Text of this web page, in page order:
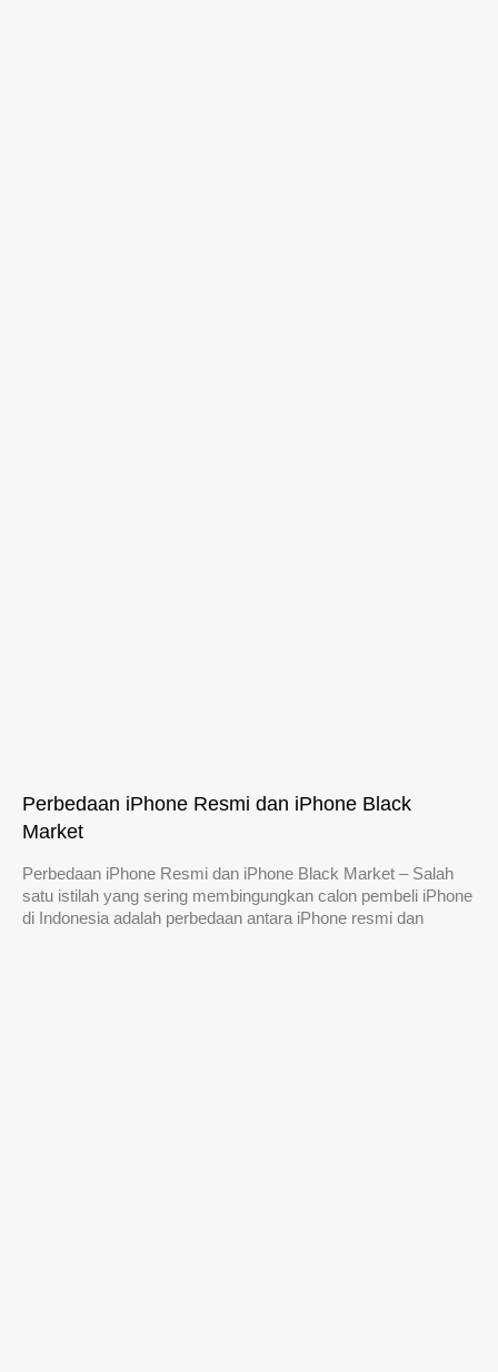
Perbedaan iPhone Resmi dan iPhone Black
Market
Perbedaan iPhone Resmi dan iPhone Black Market – Salah
satu istilah yang sering membingungkan calon pembeli iPhone
di Indonesia adalah perbedaan antara iPhone resmi dan